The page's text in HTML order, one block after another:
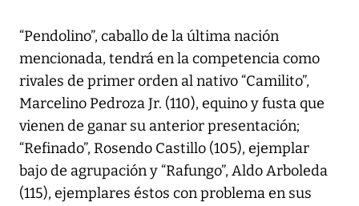
“Pendolino”, caballo de la última nación
mencionada, tendrá en la competencia como
rivales de primer orden al nativo “Camilito”,
Marcelino Pedroza Jr. (110), equino y fusta que
vienen de ganar su anterior presentación;
“Refinado”, Rosendo Castillo (105), ejemplar
bajo de agrupación y “Rafungo”, Aldo Arboleda
(115), ejemplares éstos con problema en sus